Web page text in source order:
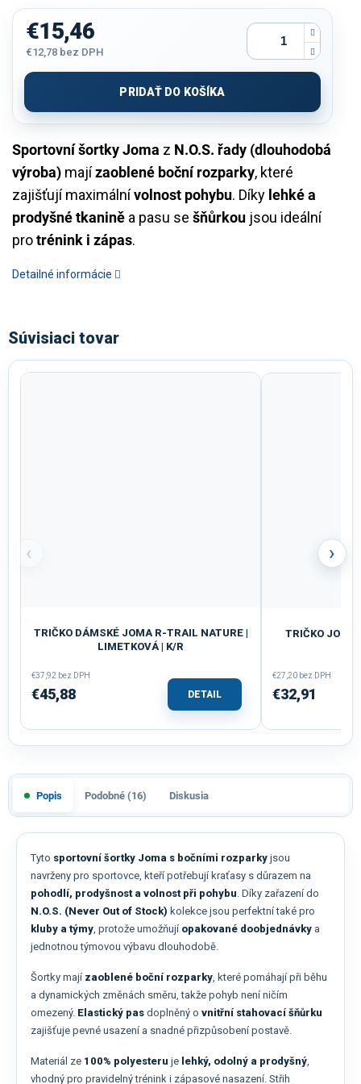
Sportovní šortky Joma z N.O.S. řady (dlouhodobá
výroba) majízaoblené boční rozparky, které
zajišťují maximálnívolnost pohybu. Díky lehké a
prodyšné tkanině a pasu se šňůrkou jsou ideální
protrénink i zápas.
Detailné informácie
€15,46
€12,78 bez DPH
cena:
PRIDAŤ DO KOŠÍKA
Súvisiaci tovar
‹
TRIČKO DÁMSKÉ JOMA R-TRAIL NATURE |
LIMETKOVÁ | K/R
€37,92 bez DPH
€45,88 DETAIL
TRIČKO JOMA
€27,20 bez DPH
€32,91
›
Popis Podobné (16) Diskusia
Tyto sportovní šortky Joma s bočními rozparky jsou
navrženy pro sportovce, kteří potřebují kraťasy s důrazem na
pohodlí, prodyšnost a volnost při pohybu. Díky zařazení do
N.O.S. (Never Out of Stock) kolekce jsou perfektní také pro
kluby a týmy, protože umožňují opakované doobjednávky a
jednotnou týmovou výbavu dlouhodobě.
Šortky mají zaoblené boční rozparky, které pomáhají při běhu
a dynamických změnách směru, takže pohyb není ničím
omezený. Elastický pas doplněný o vnitřní stahovací šňůrku
zajišťuje pevné usazení a snadné přizpůsobení postavě.
Materiál ze 100% polyesteru je lehký, odolný a prodyšný,
vhodný pro pravidelný trénink i zápasové nasazení. Střih